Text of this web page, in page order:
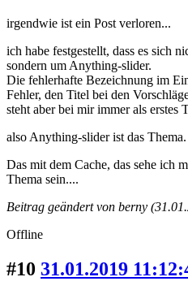
irgendwie ist ein Post verloren...
ich habe festgestellt, dass es sich
sondern um Anything-slider.
Die fehlerhafte Bezeichnung im
Fehler, den Titel bei den
steht aber bei mir immer als erstes
also Anything-slider ist das Thema.
Das mit dem Cache, das sehe ich
Thema sein....
Beitrag geändert von berny
Offline
#10 31.01.2019